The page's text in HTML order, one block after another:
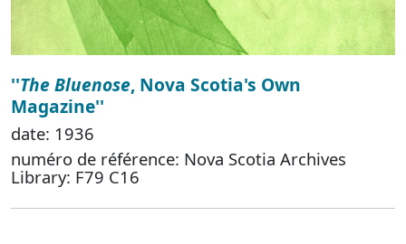
''The Bluenose, Nova Scotia's Own
Magazine''
date: 1936
numéro de référence: Nova Scotia Archives
Library: F79 C16